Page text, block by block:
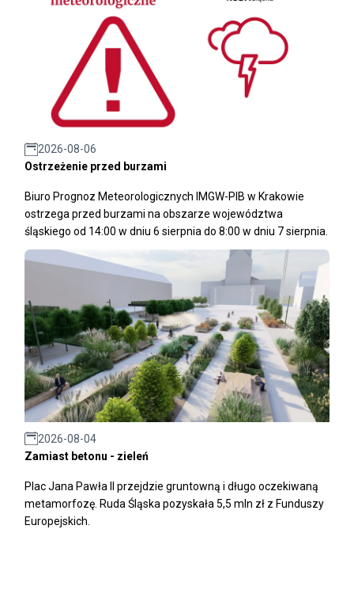
2026-08-06
Ostrzeżenie przed burzami
Biuro Prognoz Meteorologicznych IMGW-PIB w Krakowie
ostrzega przed burzami na obszarze województwa
śląskiego od 14:00 w dniu 6 sierpnia do 8:00 w dniu 7 sierpnia.
2026-08-04
Zamiast betonu - zieleń
Plac Jana Pawła II przejdzie gruntowną i długo oczekiwaną
metamorfozę. Ruda Śląska pozyskała 5,5 mln zł z Funduszy
Europejskich.